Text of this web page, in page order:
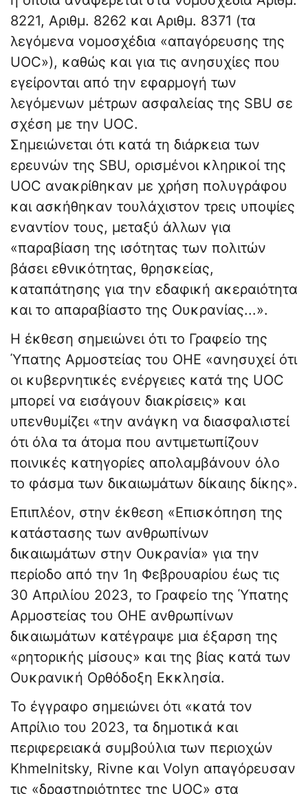
8221, Αριθμ. 8262 και Αριθμ. 8371 (τα
λεγόμενα νομοσχέδια «απαγόρευσης της
UOC»), καθώς και για τις ανησυχίες που
εγείρονται από την εφαρμογή των
λεγόμενων μέτρων ασφαλείας της SBU σε
σχέση με την UOC.
Σημειώνεται ότι κατά τη διάρκεια των
ερευνών της SBU, ορισμένοι κληρικοί της
UOC ανακρίθηκαν με χρήση πολυγράφου
και ασκήθηκαν τουλάχιστον τρεις υποψίες
εναντίον τους, μεταξύ άλλων για
«παραβίαση της ισότητας των πολιτών
βάσει εθνικότητας, θρησκείας,
καταπάτησης για την εδαφική ακεραιότητα
και το απαραβίαστο της Ουκρανίας...».
Η έκθεση σημειώνει ότι το Γραφείο της
Ύπατης Αρμοστείας του ΟΗΕ «ανησυχεί ότι
οι κυβερνητικές ενέργειες κατά της UOC
μπορεί να εισάγουν διακρίσεις» και
υπενθυμίζει «την ανάγκη να διασφαλιστεί
ότι όλα τα άτομα που αντιμετωπίζουν
ποινικές κατηγορίες απολαμβάνουν όλο
το φάσμα των δικαιωμάτων δίκαιης δίκης».
Επιπλέον, στην έκθεση «Επισκόπηση της
κατάστασης των ανθρωπίνων
δικαιωμάτων στην Ουκρανία» για την
περίοδο από την 1η Φεβρουαρίου έως τις
30 Απριλίου 2023, το Γραφείο της Ύπατης
Αρμοστείας του ΟΗΕ ανθρωπίνων
δικαιωμάτων κατέγραψε μια έξαρση της
«ρητορικής μίσους» και της βίας κατά των
Ουκρανική Ορθόδοξη Εκκλησία.
Το έγγραφο σημειώνει ότι «κατά τον
Απρίλιο του 2023, τα δημοτικά και
περιφερειακά συμβούλια των περιοχών
Khmelnitsky, Rivne και Volyn απαγόρευσαν
τις «δραστηριότητες της UOC» στα